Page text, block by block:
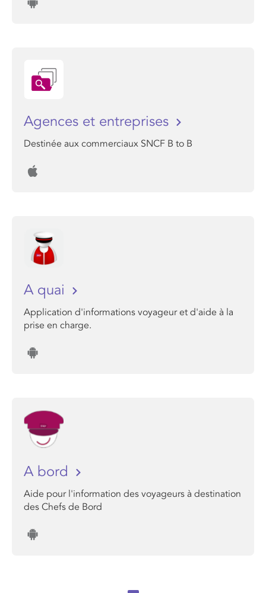
Agences et entreprises
Destinée aux commerciaux SNCF B to B
A quai
Application d'informations voyageur et d'aide à la
prise en charge.
A bord
Aide pour l'information des voyageurs à destination
des Chefs de Bord